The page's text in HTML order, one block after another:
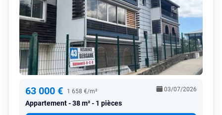
63 000 € 1 658 €/m²
Appartement 38 m² - 1 pièces
03/07/2026